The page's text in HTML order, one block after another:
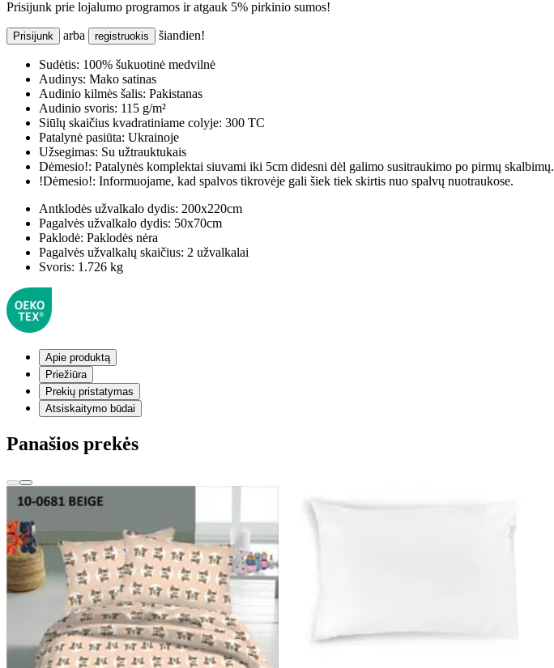
Prisijunk prie lojalumo programos ir atgauk 5% pirkinio sumos!
Prisijunk arba registruokis šiandien!
Sudėtis: 100% šukuotinė medvilnė
Audinys: Mako satinas
Audinio kilmės šalis: Pakistanas
Audinio svoris: 115 g/m²
Siūlų skaičius kvadratiniame colyje: 300 TC
Patalynė pasiūta: Ukrainoje
Užsegimas: Su užtrauktukais
Dėmesio!: Patalynės komplektai siuvami iki 5cm didesni dėl galimo susitraukimo po pirmų skalbimų.
!Dėmesio!: Informuojame, kad spalvos tikrovėje gali šiek tiek skirtis nuo spalvų nuotraukose.
Antklodės užvalkalo dydis: 200x220cm
Pagalvės užvalkalo dydis: 50x70cm
Paklodė: Paklodės nėra
Pagalvės užvalkalų skaičius: 2 užvalkalai
Svoris: 1.726 kg
Apie produktą
Priežiūra
Prekių pristatymas
Atsiskaitymo būdai
Panašios prekės